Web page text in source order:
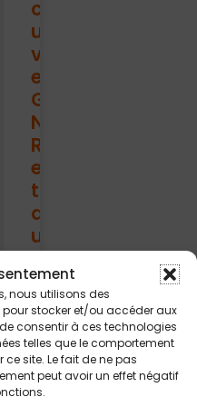
nous utilisons des
stocker et/ou accéder aux
consentir à ces technologies
telles que le comportement
site. Le fait de ne pas
peut avoir un effet négatif
c
u
v
e
G
N
R
e
t
q
u
e
l
s
f
a
c
t